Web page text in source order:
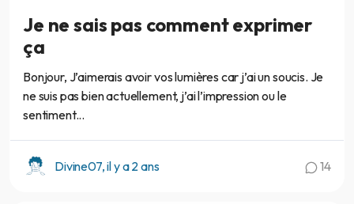
Je ne sais pas comment exprimer
ça
Bonjour, J’aimerais avoir vos lumières car j’ai un soucis. Je
ne suis pas bien actuellement, j’ai l’impression ou le
sentiment...
Divine07, il y a 2 ans 14